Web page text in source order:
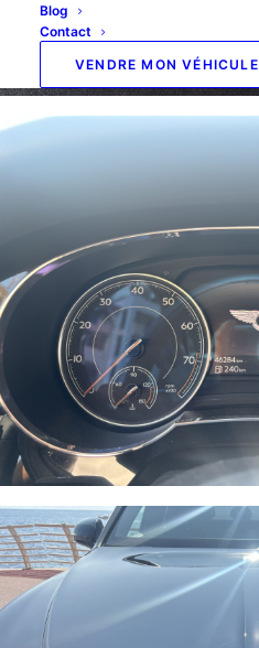
Blog
Contact
VENDRE MON VÉHICULE